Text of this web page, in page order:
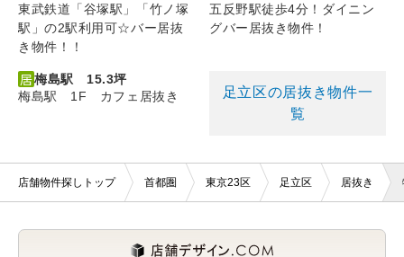
東武鉄道「谷塚駅」「竹ノ塚
駅」の2駅利用可☆バー居抜
き物件！！
五反野駅徒歩4分！ダイニン
グバー居抜き物件！
梅島駅 15.3坪
梅島駅 1F カフェ居抜き
足立区の居抜き物件一
覧
店舗物件探しトップ 首都圏 東京23区 足立区 居抜き